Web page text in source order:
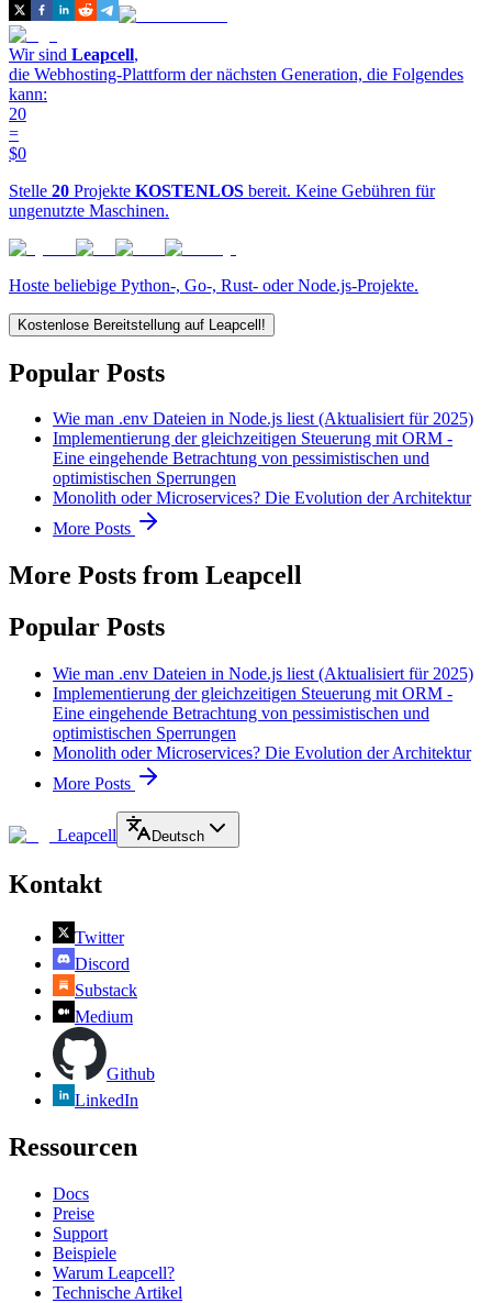
Wir sind Leapcell,
die Webhosting-Plattform der nächsten Generation, die Folgendes
kann:
20
=
$0
Stelle 20 Projekte KOSTENLOS bereit. Keine Gebühren für
ungenutzte Maschinen.
Hoste beliebige Python-, Go-, Rust- oder Node.js-Projekte.
Kostenlose Bereitstellung auf Leapcell!
Popular Posts
Wie man .env Dateien in Node.js liest (Aktualisiert für 2025)
Implementierung der gleichzeitigen Steuerung mit ORM -
Eine eingehende Betrachtung von pessimistischen und
optimistischen Sperrungen
Monolith oder Microservices? Die Evolution der Architektur
More Posts
More Posts from Leapcell
Popular Posts
Wie man .env Dateien in Node.js liest (Aktualisiert für 2025)
Implementierung der gleichzeitigen Steuerung mit ORM -
Eine eingehende Betrachtung von pessimistischen und
optimistischen Sperrungen
Monolith oder Microservices? Die Evolution der Architektur
More Posts
Leapcell Deutsch
Kontakt
Twitter
Discord
Substack
Medium
Github
LinkedIn
Ressourcen
Docs
Preise
Support
Beispiele
Warum Leapcell?
Technische Artikel